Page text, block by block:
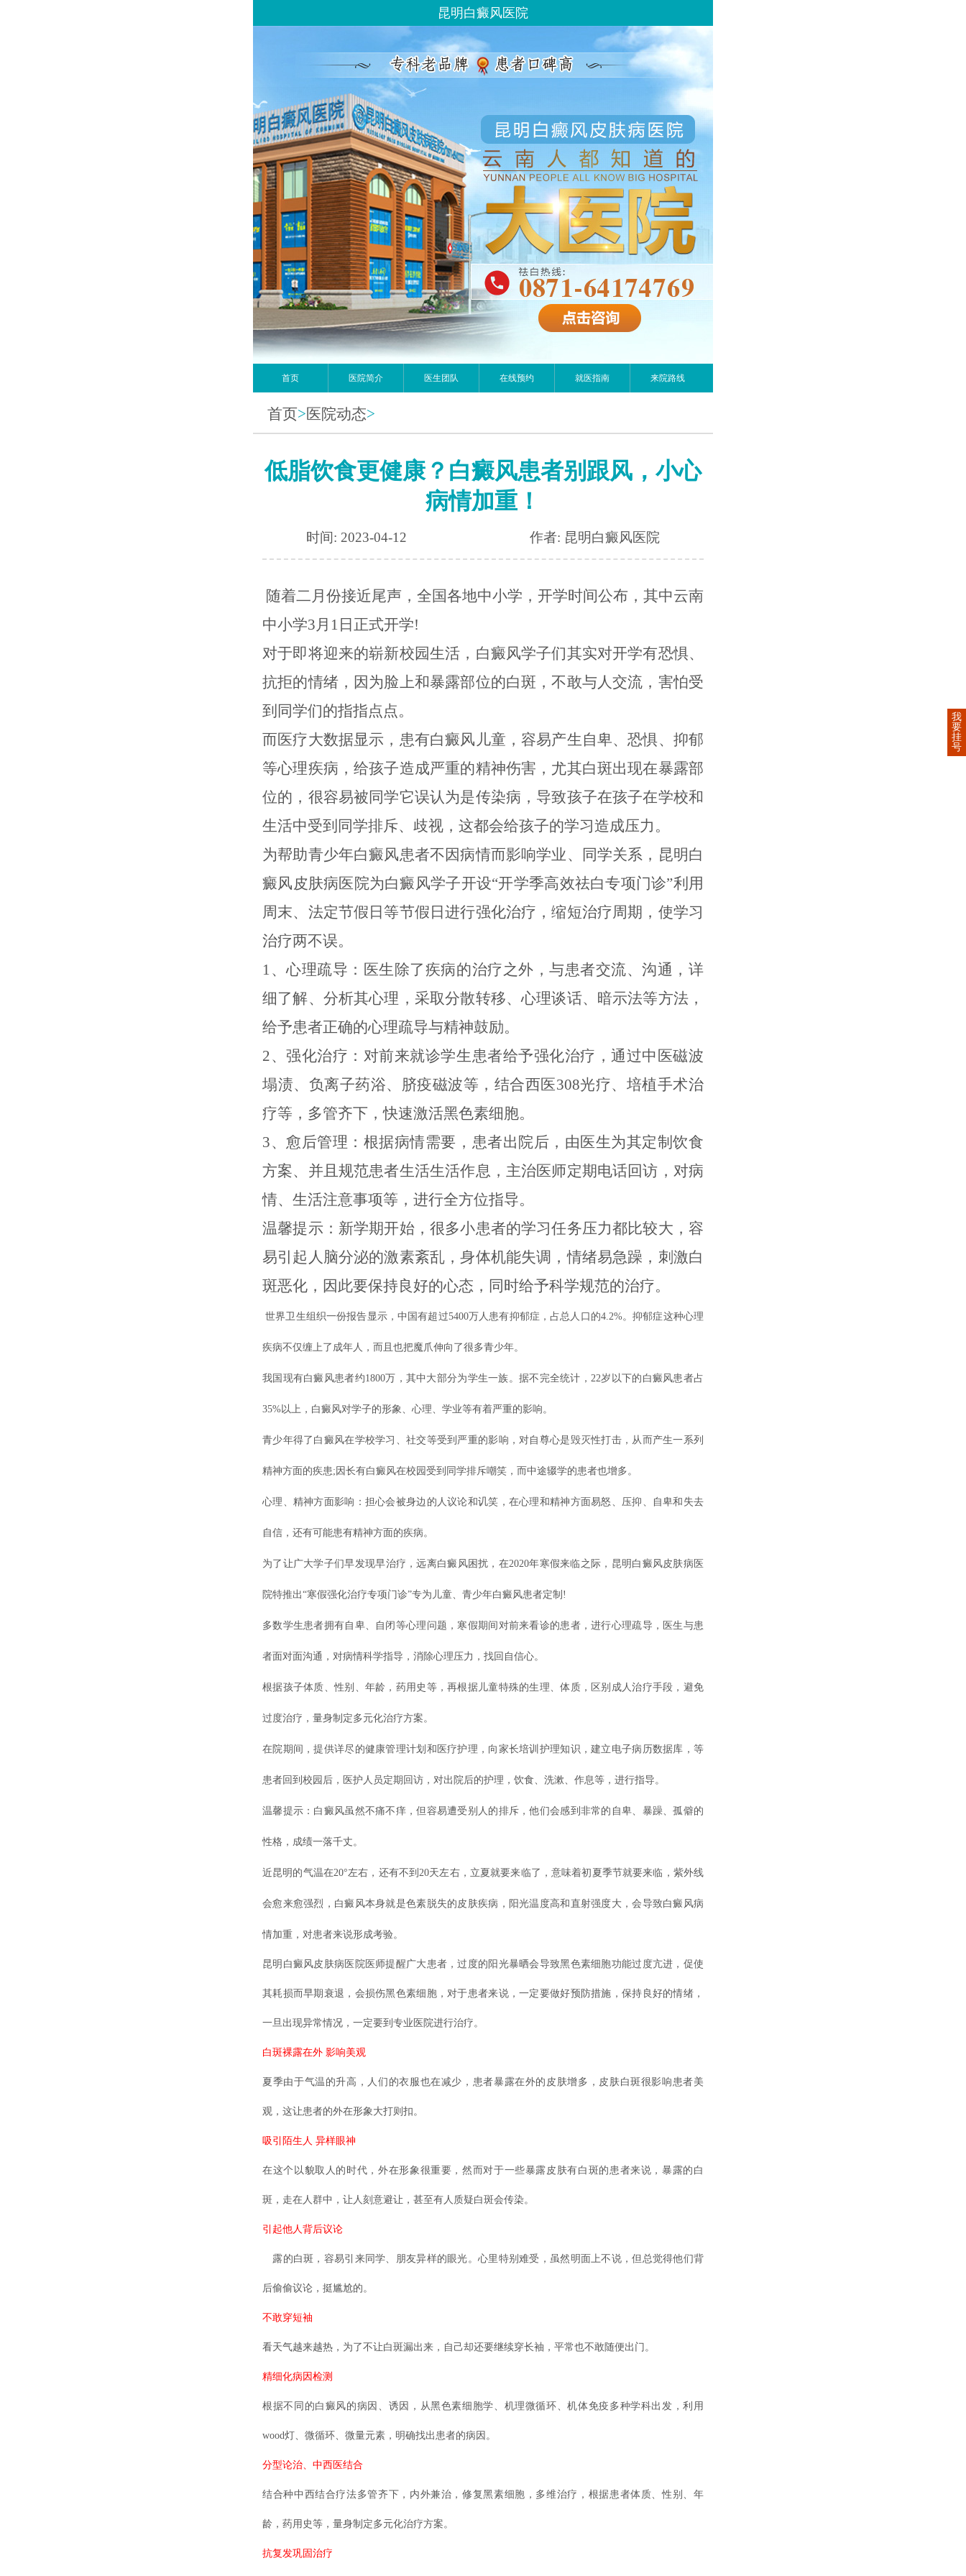
昆明白癜风医院
首页 医院简介 医生团队 在线预约 就医指南 来院路线
首页>医院动态>
低脂饮食更健康？白癜风患者别跟风，小心
病情加重！
时间: 2023-04-12 作者: 昆明白癜风医院
随着二月份接近尾声，全国各地中小学，开学时间公布，其中云南
中小学3月1日正式开学!
对于即将迎来的崭新校园生活，白癜风学子们其实对开学有恐惧、
抗拒的情绪，因为脸上和暴露部位的白斑，不敢与人交流，害怕受
到同学们的指指点点。
而医疗大数据显示，患有白癜风儿童，容易产生自卑、恐惧、抑郁
等心理疾病，给孩子造成严重的精神伤害，尤其白斑出现在暴露部
位的，很容易被同学它误认为是传染病，导致孩子在孩子在学校和
生活中受到同学排斥、歧视，这都会给孩子的学习造成压力。
为帮助青少年白癜风患者不因病情而影响学业、同学关系，昆明白
癜风皮肤病医院为白癜风学子开设“开学季高效祛白专项门诊”利用
周末、法定节假日等节假日进行强化治疗，缩短治疗周期，使学习
治疗两不误。
1、心理疏导：医生除了疾病的治疗之外，与患者交流、沟通，详
细了解、分析其心理，采取分散转移、心理谈话、暗示法等方法，
给予患者正确的心理疏导与精神鼓励。
2、强化治疗：对前来就诊学生患者给予强化治疗，通过中医磁波
塌渍、负离子药浴、脐疫磁波等，结合西医308光疗、培植手术治
疗等，多管齐下，快速激活黑色素细胞。
3、愈后管理：根据病情需要，患者出院后，由医生为其定制饮食
方案、并且规范患者生活生活作息，主治医师定期电话回访，对病
情、生活注意事项等，进行全方位指导。
温馨提示：新学期开始，很多小患者的学习任务压力都比较大，容
易引起人脑分泌的激素紊乱，身体机能失调，情绪易急躁，刺激白
斑恶化，因此要保持良好的心态，同时给予科学规范的治疗。
世界卫生组织一份报告显示，中国有超过5400万人患有抑郁症，占总人口的4.2%。抑郁症这种心理
疾病不仅缠上了成年人，而且也把魔爪伸向了很多青少年。
我国现有白癜风患者约1800万，其中大部分为学生一族。据不完全统计，22岁以下的白癜风患者占
35%以上，白癜风对学子的形象、心理、学业等有着严重的影响。
青少年得了白癜风在学校学习、社交等受到严重的影响，对自尊心是毁灭性打击，从而产生一系列
精神方面的疾患;因长有白癜风在校园受到同学排斥嘲笑，而中途辍学的患者也增多。
心理、精神方面影响：担心会被身边的人议论和讥笑，在心理和精神方面易怒、压抑、自卑和失去
自信，还有可能患有精神方面的疾病。
为了让广大学子们早发现早治疗，远离白癜风困扰，在2020年寒假来临之际，昆明白癜风皮肤病医
院特推出“寒假强化治疗专项门诊”专为儿童、青少年白癜风患者定制!
多数学生患者拥有自卑、自闭等心理问题，寒假期间对前来看诊的患者，进行心理疏导，医生与患
者面对面沟通，对病情科学指导，消除心理压力，找回自信心。
根据孩子体质、性别、年龄，药用史等，再根据儿童特殊的生理、体质，区别成人治疗手段，避免
过度治疗，量身制定多元化治疗方案。
在院期间，提供详尽的健康管理计划和医疗护理，向家长培训护理知识，建立电子病历数据库，等
患者回到校园后，医护人员定期回访，对出院后的护理，饮食、洗漱、作息等，进行指导。
温馨提示：白癜风虽然不痛不痒，但容易遭受别人的排斥，他们会感到非常的自卑、暴躁、孤僻的
性格，成绩一落千丈。
近昆明的气温在20°左右，还有不到20天左右，立夏就要来临了，意味着初夏季节就要来临，紫外线
会愈来愈强烈，白癜风本身就是色素脱失的皮肤疾病，阳光温度高和直射强度大，会导致白癜风病
情加重，对患者来说形成考验。
昆明白癜风皮肤病医院医师提醒广大患者，过度的阳光暴晒会导致黑色素细胞功能过度亢进，促使
其耗损而早期衰退，会损伤黑色素细胞，对于患者来说，一定要做好预防措施，保持良好的情绪，
一旦出现异常情况，一定要到专业医院进行治疗。
白斑裸露在外 影响美观
夏季由于气温的升高，人们的衣服也在减少，患者暴露在外的皮肤增多，皮肤白斑很影响患者美
观，这让患者的外在形象大打则扣。
吸引陌生人 异样眼神
在这个以貌取人的时代，外在形象很重要，然而对于一些暴露皮肤有白斑的患者来说，暴露的白
斑，走在人群中，让人刻意避让，甚至有人质疑白斑会传染。
引起他人背后议论
露的白斑，容易引来同学、朋友异样的眼光。心里特别难受，虽然明面上不说，但总觉得他们背
后偷偷议论，挺尴尬的。
不敢穿短袖
看天气越来越热，为了不让白斑漏出来，自己却还要继续穿长袖，平常也不敢随便出门。
精细化病因检测
根据不同的白癜风的病因、诱因，从黑色素细胞学、机理微循环、机体免疫多种学科出发，利用
wood灯、微循环、微量元素，明确找出患者的病因。
分型论治、中西医结合
结合种中西结合疗法多管齐下，内外兼治，修复黑素细胞，多维治疗，根据患者体质、性别、年
龄，药用史等，量身制定多元化治疗方案。
抗复发巩固治疗
我
要
挂
号